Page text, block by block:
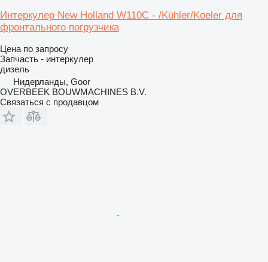
Интеркулер New Holland W110C - /Kühler/Koeler для
фронтального погрузчика
Цена по запросу
Запчасть - интеркулер
дизель
Нидерланды, Goor
OVERBEEK BOUWMACHINES B.V.
Связаться с продавцом